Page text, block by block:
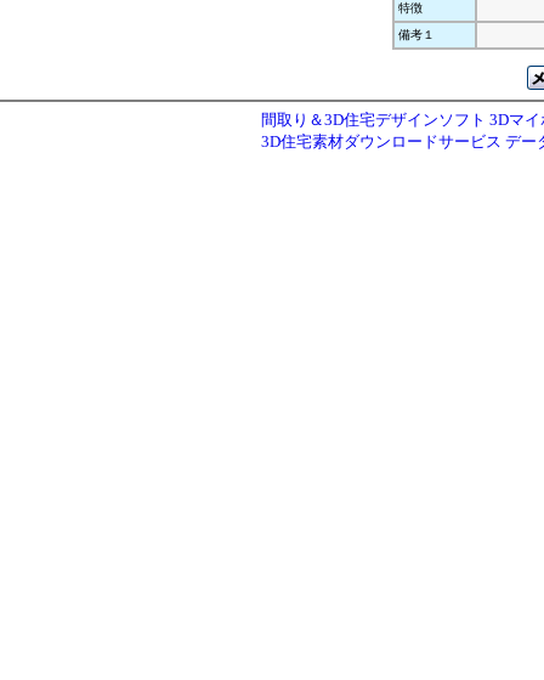
特徴
備考１
間取り＆3D住宅デザインソフト 3Dマ
3D住宅素材ダウンロードサービス デー